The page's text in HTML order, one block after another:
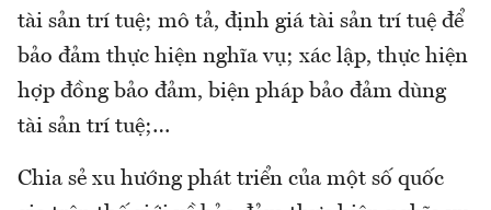
tài sản trí tuệ; mô tả, định giá tài sản trí tuệ để
bảo đảm thực hiện nghĩa vụ; xác lập, thực hiện
hợp đồng bảo đảm, biện pháp bảo đảm dùng
tài sản trí tuệ;…
Chia sẻ xu hướng phát triển của một số quốc